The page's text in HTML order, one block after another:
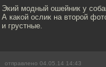
Экий модный ошейник у
А какой ослик на второй
и грустные.
отправлено 04.05.14 14:43